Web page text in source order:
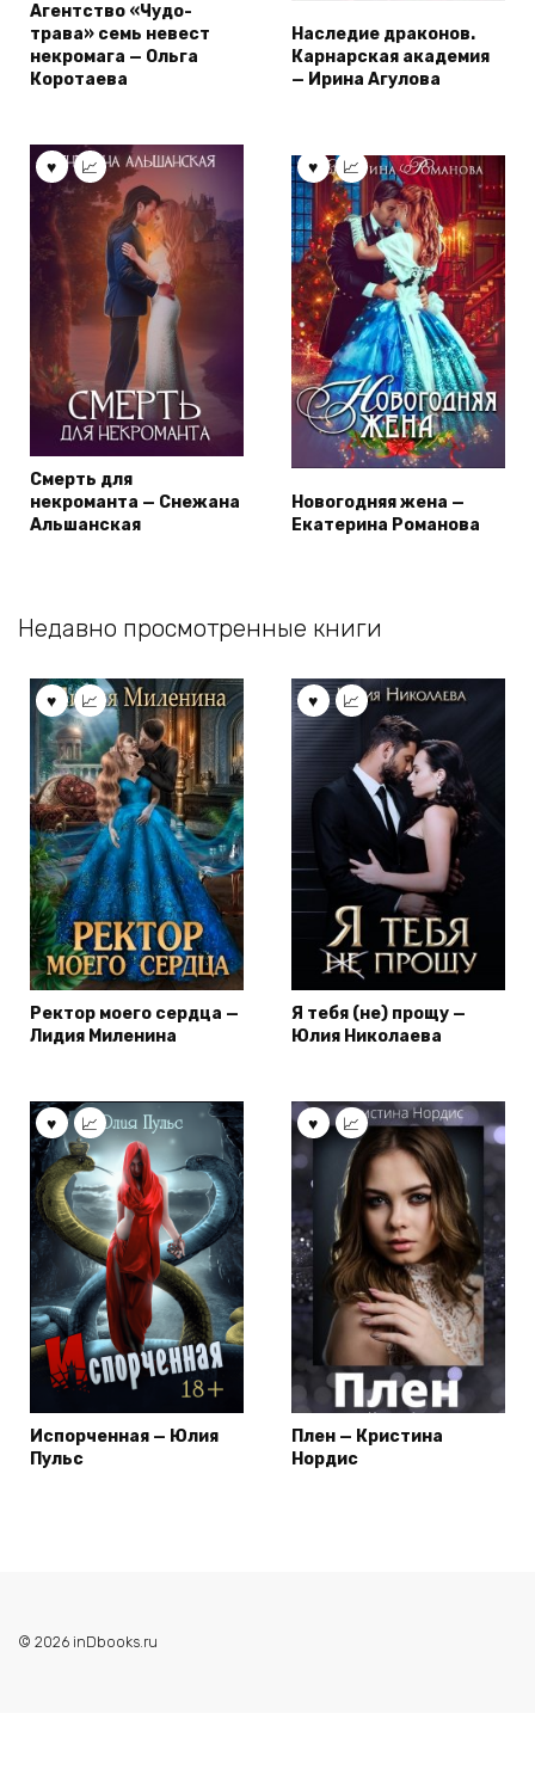
Агентство «Чудо-
трава» семь невест
некромага — Ольга
Коротаева
Наследие драконов.
Карнарская академия
— Ирина Агулова
Смерть для
некроманта — Снежана
Альшанская
Новогодняя жена —
Екатерина Романова
Недавно просмотренные книги
Ректор моего сердца —
Лидия Миленина
Я тебя (не) прощу —
Юлия Николаева
Испорченная — Юлия
Пульс
Плен — Кристина
Нордис
© 2026 inDbooks.ru